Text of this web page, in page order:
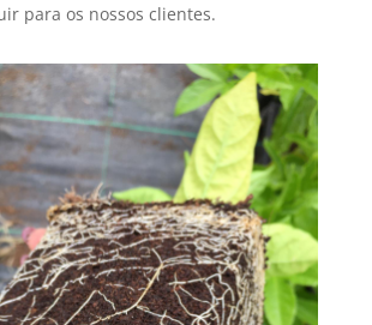
para os nossos clientes.